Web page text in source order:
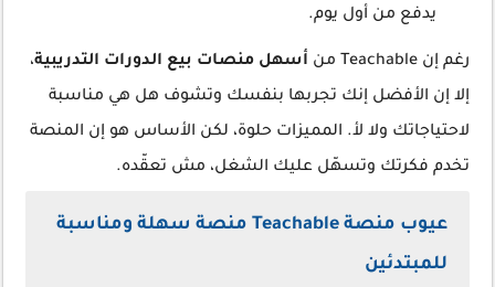
يدفع من أول يوم.
رغم إن Teachable من أسهل منصات بيع الدورات التدريبية،
إلا إن الأفضل إنك تجربها بنفسك وتشوف هل هي مناسبة
لاحتياجاتك ولا لأ. المميزات حلوة، لكن الأساس هو إن المنصة
تخدم فكرتك وتسهّل عليك الشغل، مش تعقّده.
عيوب منصة Teachable منصة سهلة ومناسبة
للمبتدئين